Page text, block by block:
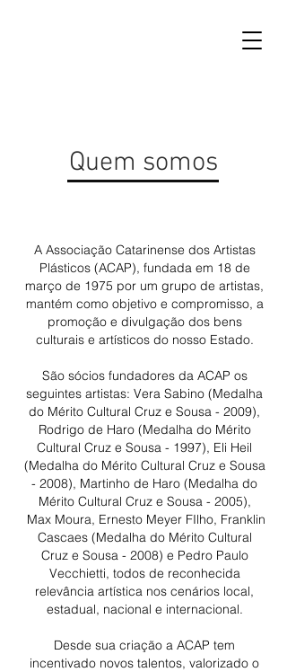
Quem somos
A Associação Catarinense dos Artistas
Plásticos (ACAP), fundada em 18 de
março de 1975 por um grupo de artistas,
mantém como objetivo e compromisso, a
promoção e divulgação dos bens
culturais e artísticos do nosso Estado.
São sócios fundadores da ACAP os
seguintes artistas: Vera Sabino (Medalha
do Mérito Cultural Cruz e Sousa - 2009),
Rodrigo de Haro (Medalha do Mérito
Cultural Cruz e Sousa - 1997), Eli Heil
(Medalha do Mérito Cultural Cruz e Sousa
- 2008), Martinho de Haro (Medalha do
Mérito Cultural Cruz e Sousa - 2005),
Max Moura, Ernesto Meyer FIlho, Franklin
Cascaes (Medalha do Mérito Cultural
Cruz e Sousa - 2008) e Pedro Paulo
Vecchietti, todos de reconhecida
relevância artística nos cenários local,
estadual, nacional e internacional.
Desde sua criação a ACAP tem
incentivado novos talentos, valorizado o